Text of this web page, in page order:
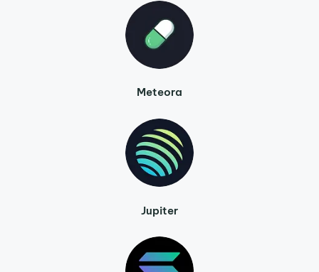
Meteora
Jupiter